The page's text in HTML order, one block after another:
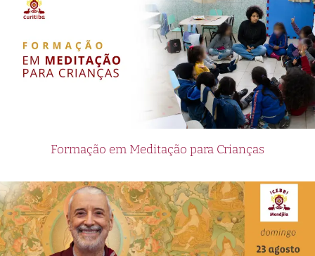
Formação em Meditação para Crianças